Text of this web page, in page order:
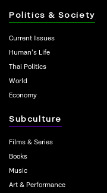
Politics & Society
Current Issues
Human’s Life
Thai Politics
World
Economy
Subculture
Films & Series
Books
Music
Art & Performance